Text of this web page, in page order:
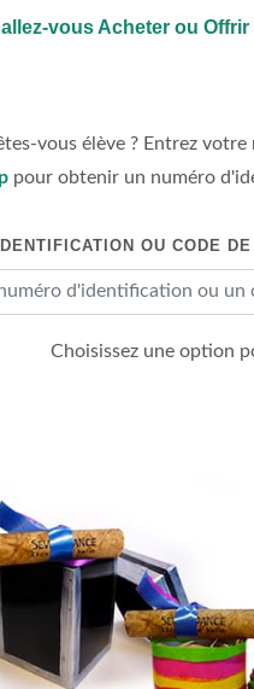
vous Acheter ou Offrir
vous élève ? Entrez
pour obtenir un numéro
OU CODE
Choisissez une option